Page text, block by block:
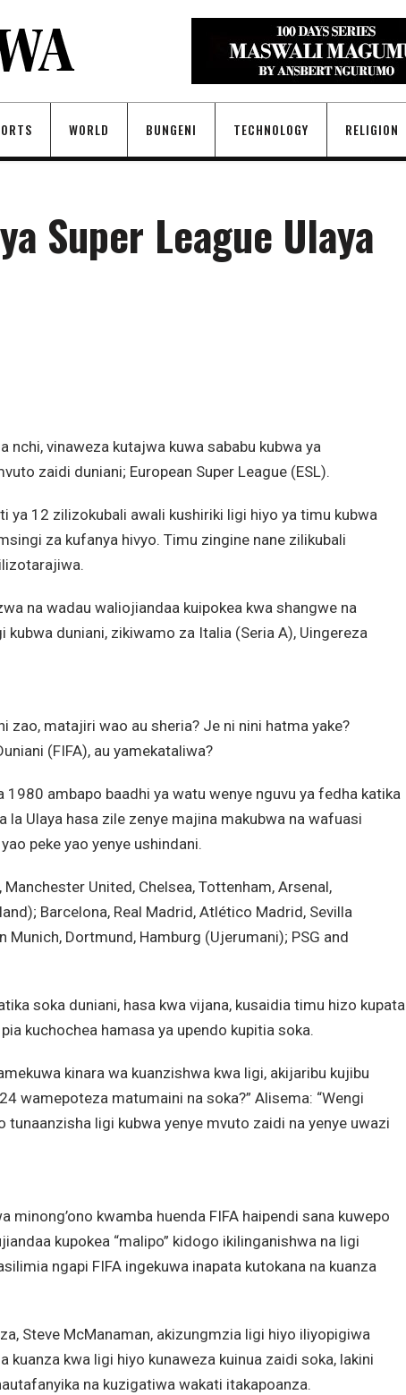
WORLD BUNGENI TECHNOLOGY RELIGION
Super League Ulaya
nchi, vinaweza kutajwa kuwa sababu kubwa ya
zaidi duniani; European Super League (ESL).
ya 12 zilizokubali awali kushiriki ligi hiyo ya timu kubwa
za kufanya hivyo. Timu zingine nane zilikubali
na wadau waliojiandaa kuipokea kwa shangwe na
duniani, zikiwamo za Italia (Seria A), Uingereza
matajiri wao au sheria? Je ni nini hatma yake?
(FIFA), au yamekataliwa?
ambapo baadhi ya watu wenye nguvu ya fedha katika
Ulaya hasa zile zenye majina makubwa na wafuasi
peke yao yenye ushindani.
United, Chelsea, Tottenham, Arsenal,
Barcelona, Real Madrid, Atlético Madrid, Sevilla
Dortmund, Hamburg (Ujerumani); PSG and
soka duniani, hasa kwa vijana, kusaidia timu hizo kupata
kuchochea hamasa ya upendo kupitia soka.
kinara wa kuanzishwa kwa ligi, akijaribu kujibu
wamepoteza matumaini na soka?” Alisema: “Wengi
ligi kubwa yenye mvuto zaidi na yenye uwazi
minong’ono kwamba huenda FIFA haipendi sana kuwepo
kupokea “malipo” kidogo ikilinganishwa na ligi
ngapi FIFA ingekuwa inapata kutokana na kuanza
Steve McManaman, akizungmzia ligi hiyo iliyopigiwa
kwa ligi hiyo kunaweza kuinua zaidi soka, lakini
na kuzigatiwa wakati itakapoanza.